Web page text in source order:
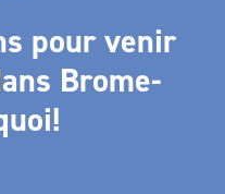
pour venir
Brome-